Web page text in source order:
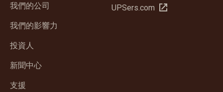
我們的公司
我們的影響力
投資人
新聞中心
支援
視
UPSers.com 在